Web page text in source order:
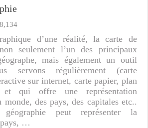
8,134
d’une réalité, la carte de
seulement l’un des principaux
mais également un outil
servons régulièrement (carte
sur internet, carte papier, plan
qui offre une représentation
monde, des pays, des capitales etc..
peut représenter la
pays, …